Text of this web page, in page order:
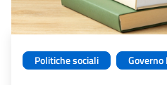
Politiche sociali